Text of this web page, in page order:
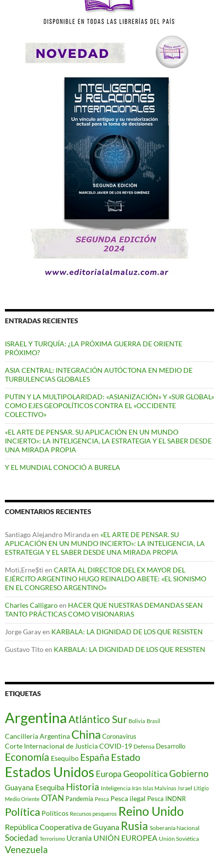
ENTRADAS RECIENTES
ISRAEL Y TURQUÍA: ¿LA PRÓXIMA GUERRA DE ORIENTE
PRÓXIMO?
ASIA CENTRAL: INTEGRACIÓN AUTÓCTONA EN MEDIO DE
TURBULENCIAS GLOBALES
PUTIN Y LA MULTIPOLARIDAD: «ASIANIZACIÓN» Y «SUR GLOBAL»
COMO EJES GEOPOLÍTICOS CONTRA EL «OCCIDENTE
COLECTIVO»
«EL ARTE DE PENSAR. SU APLICACIÓN EN UN MUNDO
INCIERTO»: LA INTELIGENCIA, LA ESTRATEGIA Y EL SABER DESDE
UNA MIRADA PROPIA
Y EL MUNDIAL CONOCIÓ A BURELA
COMENTARIOS RECIENTES
Santiago Alejandro Mirandaen «EL ARTE DE PENSAR. SU
APLICACIÓN EN UN MUNDO INCIERTO»: LA INTELIGENCIA, LA
ESTRATEGIA Y EL SABER DESDE UNA MIRADA PROPIA
Moti,Erne$ti en CARTA AL DIRECTOR DEL EX MAYOR DEL
EJÉRCITO ARGENTINO HUGO REINALDO ABETE: «EL SIONISMO
EN EL CONGRESO ARGENTINO»
Charles Calligaroen HACER QUE NUESTRAS DEMANDAS SEAN
TANTO PRÁCTICAS COMO VISIONARIAS
Jorge Garayen KARBALA: LA DIGNIDAD DE LOS QUE RESISTEN
Gustavo Titoen KARBALA: LA DIGNIDAD DE LOS QUE RESISTEN
ETIQUETAS
Argentina Atlántico Sur Bolivia Brasil
Cancillería Argentina China Coronavirus
Corte Internacional de JusticiaCOVID-19 Defensa Desarrollo
Economía Esequibo España Estado
Estados Unidos EuropaGeopolíticaGobierno
Guayana Esequiba Historia Inteligencia Irán Islas Malvinas Israel Litigio
Medio Oriente OTAN Pandemia Pesca Pesca ilegal Pesca INDNR
Política Políticos Recursos pesqueros Reino Unido
República Cooperativa de Guyana Rusia Soberanía Nacional
Sociedad Terrorismo Ucrania UNIÓN EUROPEA Unión Soviética
Venezuela